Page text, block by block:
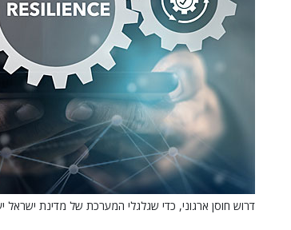
דרוש חוסן ארגוני, כדי שגלגלי המערכת של מדינת ישראל